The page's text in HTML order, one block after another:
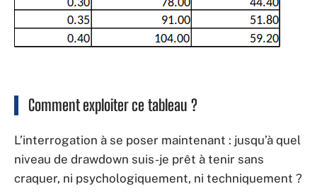
Comment exploiter ce tableau ?
L’interrogation à se poser maintenant : jusqu’à quel
niveau de drawdown suis-je prêt à tenir sans
craquer, ni psychologiquement, ni techniquement ?